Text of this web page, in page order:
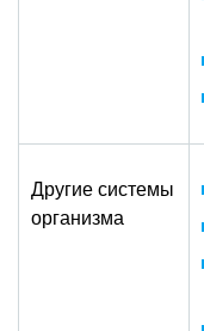
Другие системы
организма